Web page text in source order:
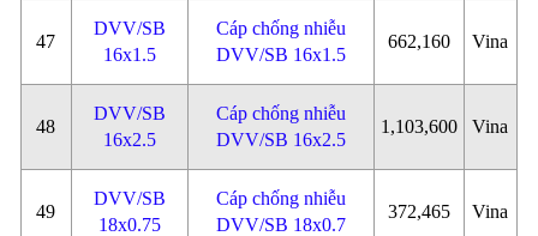
47
DVV/SB
16x1.5
Cáp chống nhiễu
DVV/SB 16x1.5
662,160 Vina
48
DVV/SB
16x2.5
Cáp chống nhiễu
DVV/SB 16x2.5
1,103,600 Vina
49
DVV/SB
18x0.75
Cáp chống nhiễu
DVV/SB 18x0.7
372,465 Vina